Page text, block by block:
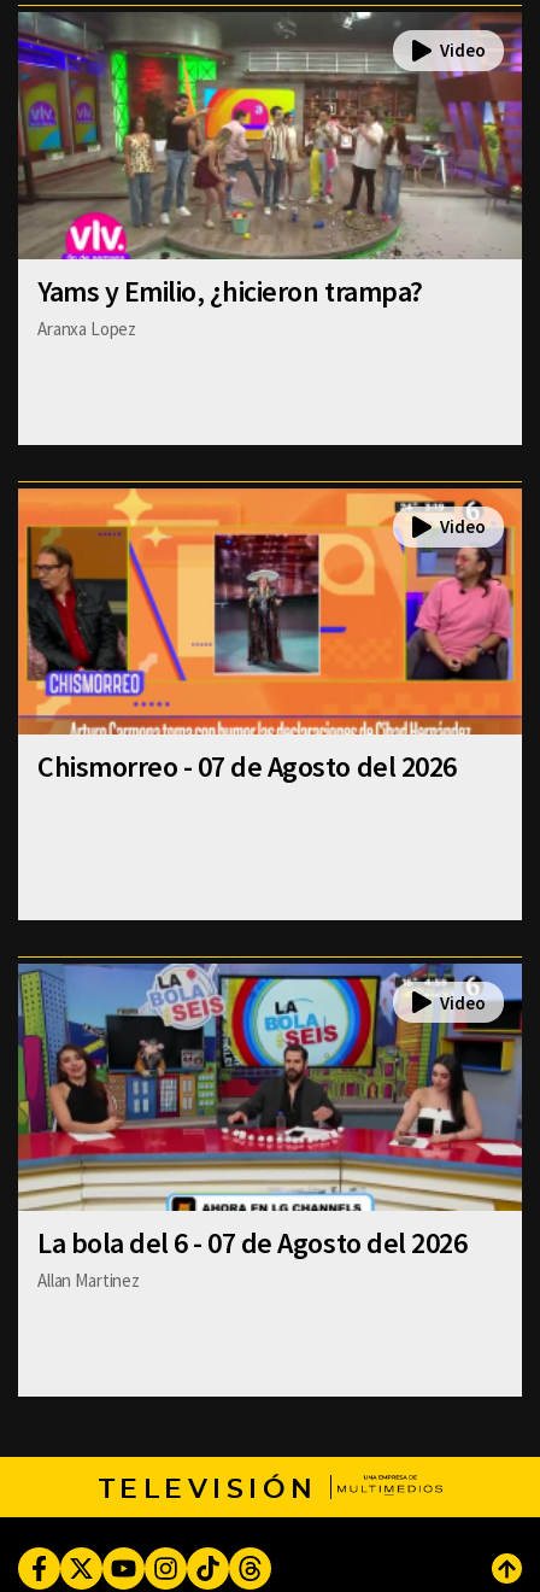
Yams y Emilio, ¿hicieron trampa?
Aranxa Lopez
Chismorreo - 07 de Agosto del 2026
La bola del 6 - 07 de Agosto del 2026
Allan Martinez
TELEVISIÓN
FacebookTwitterYoutubeInstagram
TikTokThreads